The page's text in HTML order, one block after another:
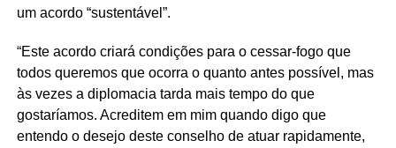
um acordo “sustentável”.
“Este acordo criará condições para o cessar-fogo que
todos queremos que ocorra o quanto antes possível, mas
às vezes a diplomacia tarda mais tempo do que
gostaríamos. Acreditem em mim quando digo que
entendo o desejo deste conselho de atuar rapidamente,